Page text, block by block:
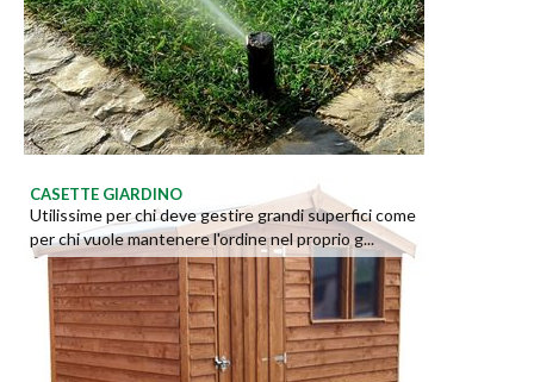
CASETTE GIARDINO
Utilissime per chi deve gestire grandi superfici come
per chi vuole mantenere l'ordine nel proprio g...